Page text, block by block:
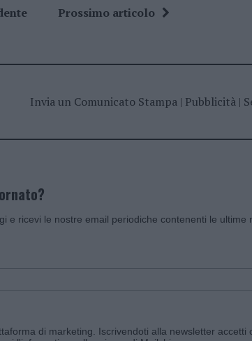
Prossimo articolo
Invia un Comunicato Stampa| Pubblicità|
e ricevi le nostre email periodiche contenenti le ultime
di marketing. Iscrivendoti alla newsletter